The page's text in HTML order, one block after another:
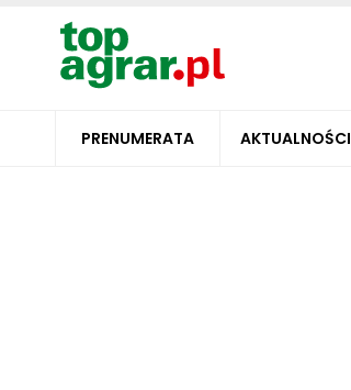
PRENUMERATA AKTUALNOŚCI